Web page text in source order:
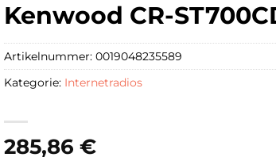
Kenwood CR-
285,86 €
Artikelnummer: 0019048235589
Kategorie: Internetradios